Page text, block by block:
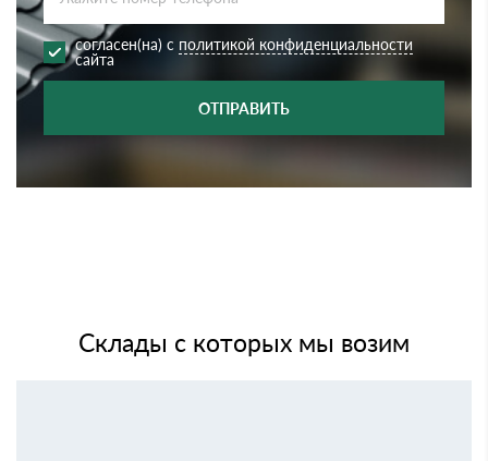
согласен(на) с политикой конфиденциальности
сайта
ОТПРАВИТЬ
Склады с которых мы возим